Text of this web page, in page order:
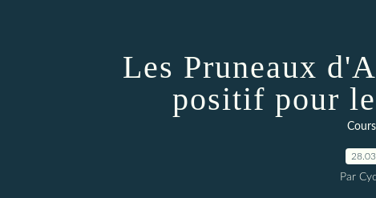
Les Pruneaux
positif pour
Par